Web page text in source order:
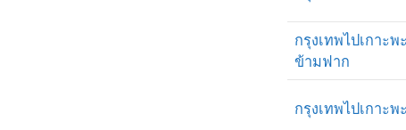
กรุงเทพไปเกาะ
ข้ามฟาก
กรุงเทพไปเกาะ